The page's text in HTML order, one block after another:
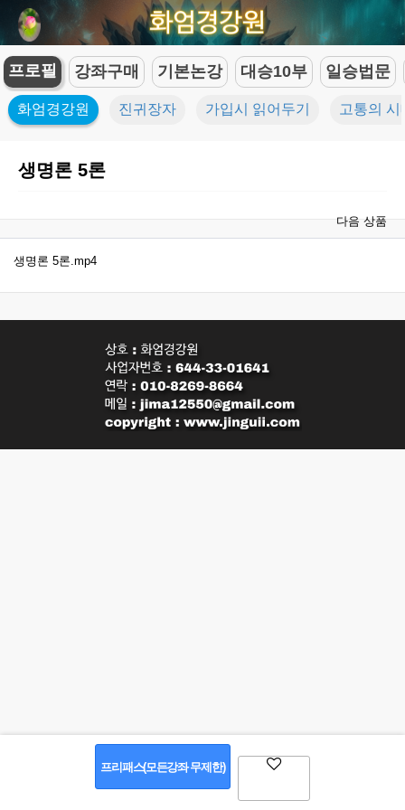
프로필 강좌구매 기본논강 대승10부 일승법문
화엄경강원 진귀장자 가입시 읽어두기 고통의 시
생명론 5론
다음 상품
생명론 5론.mp4